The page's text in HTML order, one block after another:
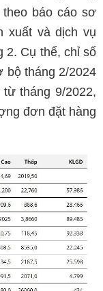
báo cáo sơ
xuất và dịch vụ
2. Cụ thể, chỉ số
bộ tháng 2/2024
tháng 9/2022,
đơn đặt hàng